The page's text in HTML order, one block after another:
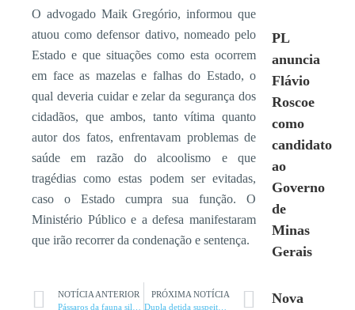
O advogado Maik Gregório, informou que
atuou como defensor dativo, nomeado pelo
Estado e que situações como esta ocorrem
em face as mazelas e falhas do Estado, o
qual deveria cuidar e zelar da segurança dos
cidadãos, que ambos, tanto vítima quanto
autor dos fatos, enfrentavam problemas de
saúde em razão do alcoolismo e que
tragédias como estas podem ser evitadas,
caso o Estado cumpra sua função. O
Ministério Público e a defesa manifestaram
que irão recorrer da condenação e sentença.
NOTÍCIA ANTERIOR
PRÓXIMA NOTÍCIA
PL
anuncia
Flávio
Roscoe
como
candidato
ao
Governo
de
Minas
Gerais
Nova